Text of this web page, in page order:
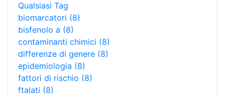
Qualsiasi Tag
biomarcatori (8)
bisfenolo a (8)
contaminanti chimici (8)
differenze di genere (8)
epidemiologia (8)
fattori di rischio (8)
ftalati (8)